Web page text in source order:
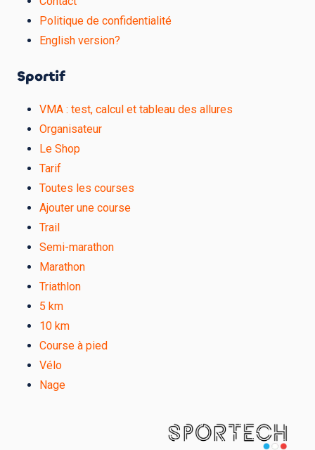
Politique de confidentialité
English version?
Sportif
VMA : test, calcul et tableau des allures
Organisateur
Le Shop
Tarif
Toutes les courses
Ajouter une course
Trail
Semi-marathon
Marathon
Triathlon
5 km
10 km
Course à pied
Vélo
Nage